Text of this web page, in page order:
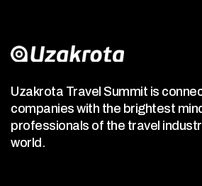
Uzakrota Travel Summit is
companies with the brightest
professionals of the travel
world.